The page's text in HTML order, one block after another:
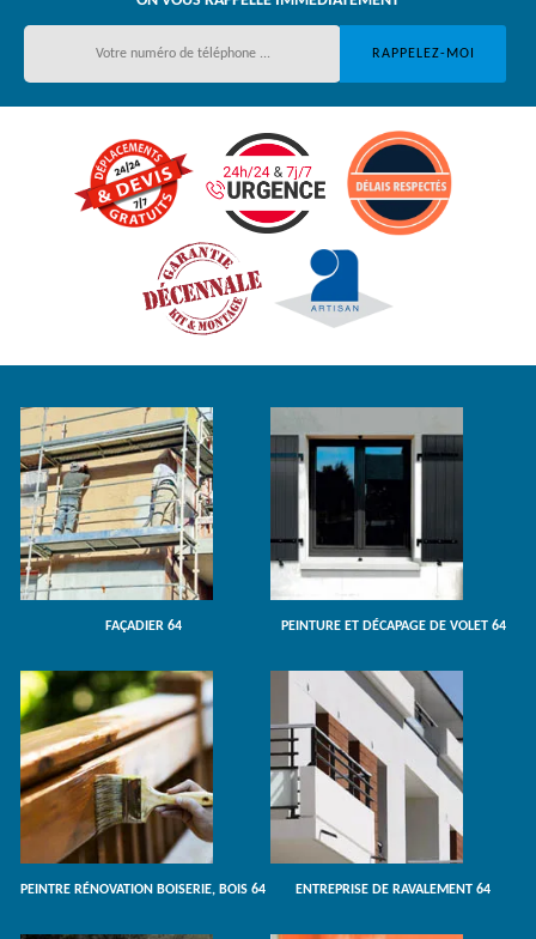
FAÇADIER 64 PEINTURE ET DÉCAPAGE DE VOLET 64
PEINTRE RÉNOVATION BOISERIE, BOIS 64 ENTREPRISE DE RAVALEMENT 64